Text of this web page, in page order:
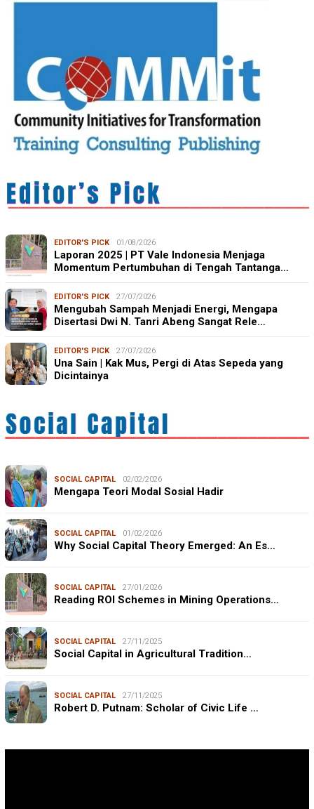
EDITOR'S PICK 01/08/2026
Laporan 2025 | PT Vale Indonesia Menjaga
Momentum Pertumbuhan di Tengah Tantanga…
EDITOR'S PICK 27/07/2026
Mengubah Sampah Menjadi Energi, Mengapa
Disertasi Dwi N. Tanri Abeng Sangat Rele…
EDITOR'S PICK 27/07/2026
Una Sain | Kak Mus, Pergi di Atas Sepeda yang
Dicintainya
SOCIAL CAPITAL 02/02/2026
Mengapa Teori Modal Sosial Hadir
SOCIAL CAPITAL 01/02/2026
Why Social Capital Theory Emerged: An Es…
SOCIAL CAPITAL 27/01/2026
Reading ROI Schemes in Mining Operations…
SOCIAL CAPITAL 27/11/2025
Social Capital in Agricultural Tradition…
SOCIAL CAPITAL 27/11/2025
Robert D. Putnam: Scholar of Civic Life …